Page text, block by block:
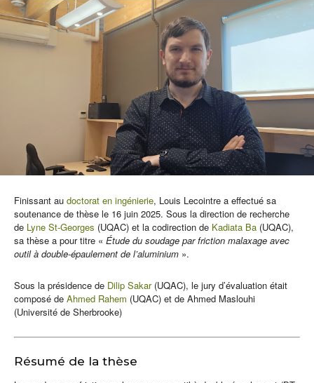
Finissant au doctorat en ingénierie, Louis Lecointre a effectué sa
soutenance de thèse le 16 juin 2025. Sous la direction de recherche
de Lyne St-Georges (UQAC) et la codirection de Kadiata Ba (UQAC),
sa thèse a pour titre « Étude du soudage par friction malaxage avec
outil à double-épaulement de l’aluminium ».
Sous la présidence de Dilip Sakar(UQAC), le jury d’évaluation était
composé de Ahmed Rahem (UQAC) et de Ahmed Maslouhi
(Université de Sherbrooke)
Résumé de la thèse